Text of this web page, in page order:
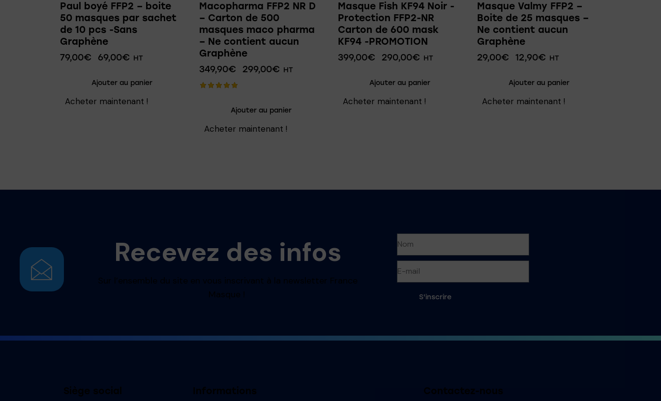
Paul boyé FFP2 – boite
50 masques par sachet
de 10 pcs -Sans
Graphène
79,00€ 69,00€ HT
Ajouter au panier
Acheter maintenant !
Macopharma FFP2 NR D
– Carton de 500
masques maco pharma
– Ne contient aucun
Graphène
349,90€ 299,00€ HT
Ajouter au panier
Acheter maintenant !
Masque Fish KF94 Noir -
Protection FFP2-NR
Carton de 600 mask
KF94 -PROMOTION
399,00€ 290,00€ HT
Ajouter au panier
Acheter maintenant !
Masque Valmy FFP2 –
Boite de 25 masques –
Ne contient aucun
Graphène
29,00€ 12,90€ HT
Ajouter au panier
Acheter maintenant !
Recevez des infos
Sur l’ensemble du site en vous inscrivant à la newsletter France
Masque !
S'inscrire
Siège social Informations Contactez-nous